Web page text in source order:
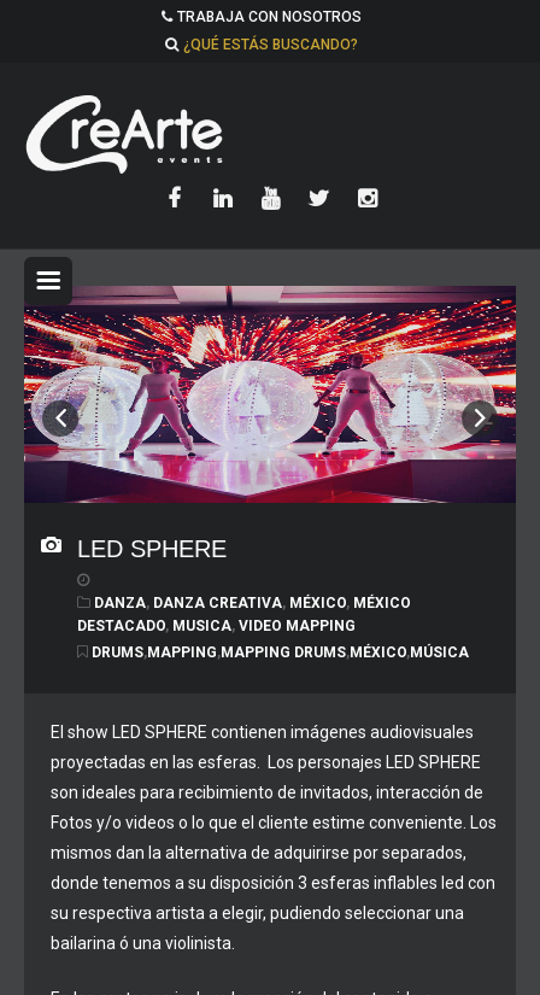
TRABAJA CON NOSOTROS
¿QUÉ ESTÁS BUSCANDO?
LED SPHERE
DANZA, DANZA CREATIVA, MÉXICO, MÉXICO
DESTACADO, MUSICA, VIDEO MAPPING
DRUMS,MAPPING,MAPPING DRUMS,MÉXICO,MÚSICA
El show LED SPHERE contienen imágenes audiovisuales
proyectadas en las esferas. Los personajes LED SPHERE
son ideales para recibimiento de invitados, interacción de
Fotos y/o videos o lo que el cliente estime conveniente. Los
mismos dan la alternativa de adquirirse por separados,
donde tenemos a su disposición 3 esferas inflables led con
su respectiva artista a elegir, pudiendo seleccionar una
bailarina ó una violinista.